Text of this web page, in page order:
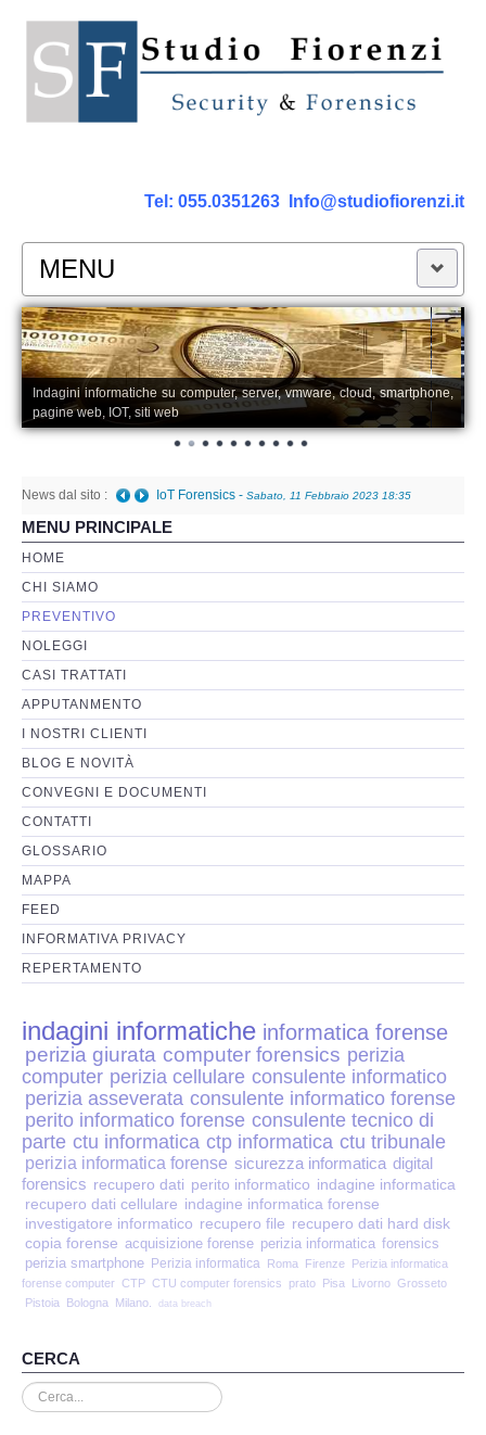
Tel: 055.0351263 Info@studiofiorenzi.it
MENU
PERIZIE
Perizia Computer
Perizia Smartphone Tablet,Cell.
Perizia Rete dati
Perizia Basi di Dati
Perizia Immagini e Video
Perzia su Software/Programmi
Perizia Fonica e Trascrizioni
Perizia su Social Network
Perizia Web Reputation
Perizia Host e Mainframe
Perizia Contratti ICT
Perizia Disp. Elettronici
Perizia Stalking
Perizia Cyber Bullismo
Incarichi CTU e CTP
Perizia Centralini PBX e VOIP
Perizia Estimo
Perizia Documento informatico
Perizia Cloud
Perizia E-mail
Indagini informatiche su computer, server, vmware, cloud, smartphone,
pagine web, IOT, siti web
News dal sito : IoT Forensics - Sabato, 11 Febbraio 2023 18:35
MENU PRINCIPALE
HOME
CHI SIAMO
PREVENTIVO
NOLEGGI
CASI TRATTATI
APPUTANMENTO
I NOSTRI CLIENTI
BLOG E NOVITÀ
CONVEGNI E DOCUMENTI
CONTATTI
GLOSSARIO
MAPPA
FEED
INFORMATIVA PRIVACY
REPERTAMENTO
indagini informatiche informatica forense
perizia giurata computer forensics perizia
computer perizia cellulare consulente informatico
perizia asseverata consulente informatico forense
perito informatico forense consulente tecnico di
parte ctu informatica ctp informatica ctu tribunale
perizia informatica forense sicurezza informatica digital
forensics recupero dati perito informatico indagine informatica
recupero dati cellulare indagine informatica forense
investigatore informatico recupero file recupero dati hard disk
copia forense acquisizione forense perizia informatica forensics
perizia smartphone Perizia informatica Roma Firenze Perizia informatica
forense computer CTP CTU computer forensics prato Pisa Livorno Grosseto
Pistoia
Bologna Milano. data breach
CERCA
Cerca...